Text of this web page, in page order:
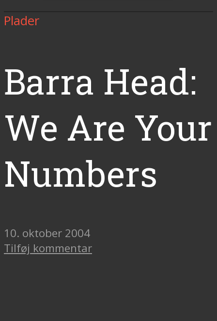
Plader
Barra Head:
We Are Your
Numbers
10. oktober 2004
Tilføj kommentar